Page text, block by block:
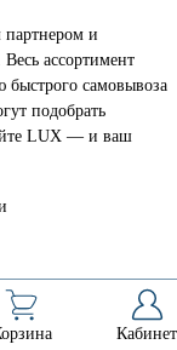
и
ассортимент
быстрого самовывоза
подобрать
LUX — и ваш
Кабинет